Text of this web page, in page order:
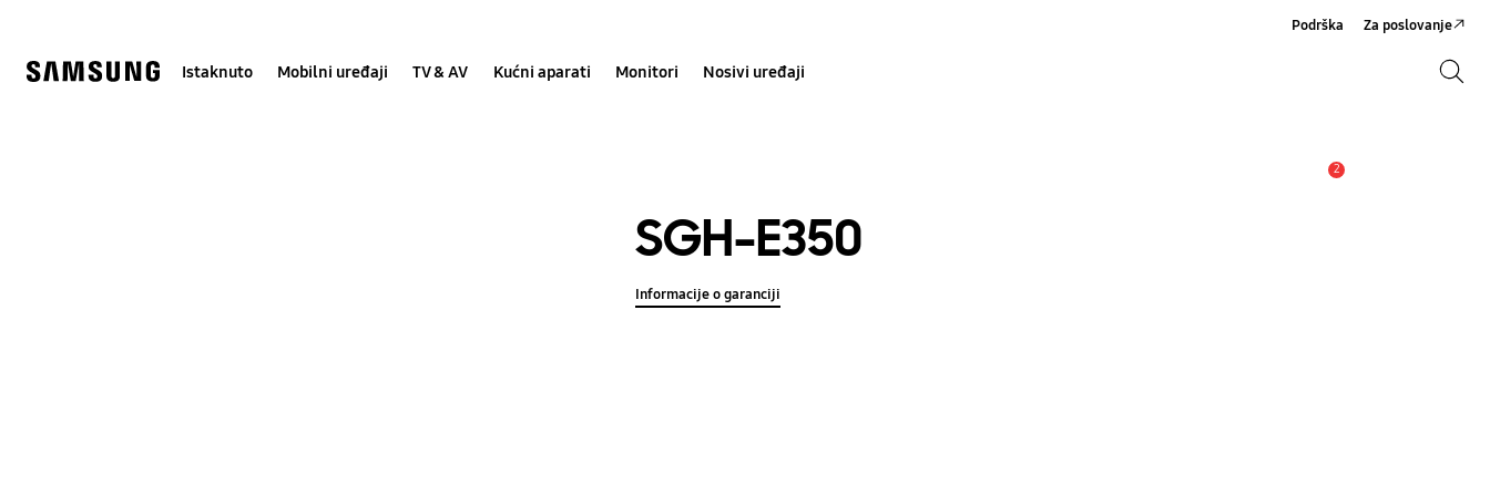
help
Istaknuto Mobilni uređaji TV & AV Kućni aparati Monitori Nosivi uređaji
Podrška Za poslovanje
2
SGH-E350
Informacije o garanciji